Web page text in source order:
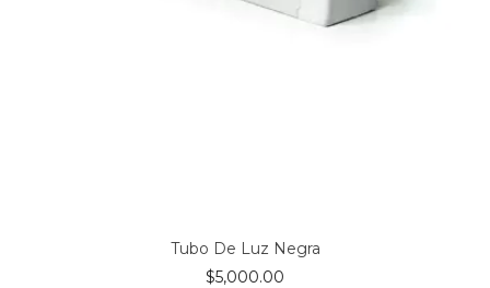
Tubo De Luz Negra
$5,000.00